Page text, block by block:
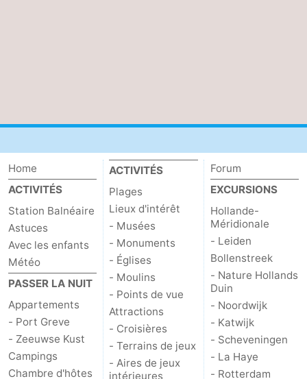
-
Stationnement
Courtier
Adresses
Médicales
Région
Hollande-
Méridionale
Leiden
Bollenstreek
Home
ACTIVITÉS
Station Balnéaire
Astuces
Avec les enfants
Météo
PASSER LA NUIT
Appartements
- Port Greve
- Zeeuwse Kust
Campings
Chambre d'hôtes
ACTIVITÉS
Plages
Lieux d'intérêt
- Musées
- Monuments
- Églises
- Moulins
- Points de vue
Attractions
- Croisières
- Terrains de jeux
- Aires de jeux
intérieures
Forum
EXCURSIONS
Hollande-
Méridionale
- Leiden
Bollenstreek
- Nature Hollands
Duin
- Noordwijk
- Katwijk
- Scheveningen
- La Haye
- Rotterdam